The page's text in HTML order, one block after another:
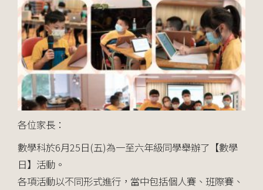
各位家長：
數學科於6月25日(五)為一至六年級同學舉辦了【數學
日】活動。
各項活動以不同形式進行，當中包括個人賽、班際賽、